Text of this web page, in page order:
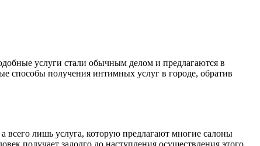
услуги стали обычным делом и предлагаются в
способы получения интимных услуг в городе, обратив
всего лишь услуга, которую предлагают многие салоны
получает задолго до наступления осуществления этого